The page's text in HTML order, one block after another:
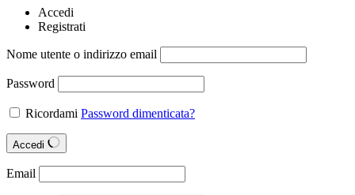
Accedi
Registrati
Nome utente o indirizzo email
Password
Ricordami Password dimenticata?
Accedi
Email